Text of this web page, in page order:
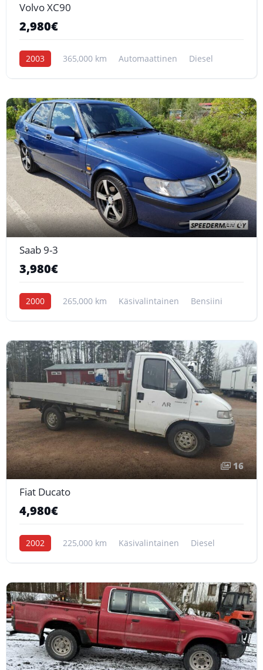
Volvo XC90
2,980€
2003 365,000 km Automaattinen Diesel
6
Saab 9-3
3,980€
2000 265,000 km Käsivalintainen Bensiini
16
Fiat Ducato
4,980€
2002 225,000 km Käsivalintainen Diesel